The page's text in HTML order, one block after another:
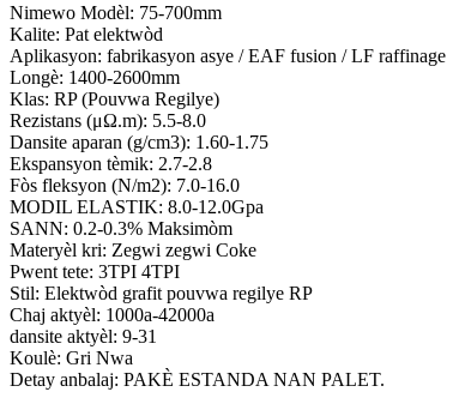
Nimewo Modèl: 75-700mm
Kalite: Pat elektwòd
Aplikasyon: fabrikasyon asye / EAF fusion / LF raffinage
Longè: 1400-2600mm
Klas: RP (Pouvwa Regilye)
Rezistans (μΩ.m): 5.5-8.0
Dansite aparan (g/cm3): 1.60-1.75
Ekspansyon tèmik: 2.7-2.8
Fòs fleksyon (N/m2): 7.0-16.0
MODIL ELASTIK: 8.0-12.0Gpa
SANN: 0.2-0.3% Maksimòm
Materyèl kri: Zegwi zegwi Coke
Pwent tete: 3TPI 4TPI
Stil: Elektwòd grafit pouvwa regilye RP
Chaj aktyèl: 1000a-42000a
dansite aktyèl: 9-31
Koulè: Gri Nwa
Detay anbalaj: PAKÈ ESTANDA NAN PALET.